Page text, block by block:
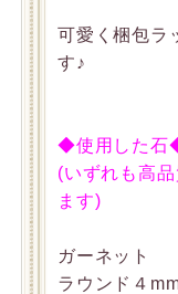
可愛く梱包ラ
す♪
◆使用した
(いずれも高
ます)
ガーネット
ラウンド４